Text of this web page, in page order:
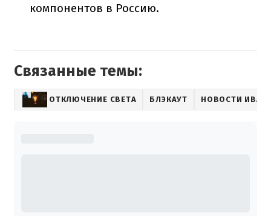
компонентов в Россию.
Связанные темы:
ОТКЛЮЧЕНИЕ СВЕТА БЛЭКАУТ НОВОСТИ